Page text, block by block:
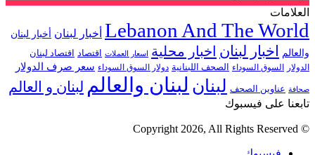
العلامات
Lebanon And The World أخبار لبنان أخبار لبنان
والعالم
اخبار لبنان اخبار محلية اسعار العملات اقتصاد اقتصاد لبنان
الدولار السوق السوداء الصحف اللبنانية دولار السوق السوداء سعر صرف الدولار
صحافة عناوين الصحف لبنان لبنان والعالم لبنان و العالم
تابعنا على فيسبوك
© Copyright 2026, All Rights Reserved